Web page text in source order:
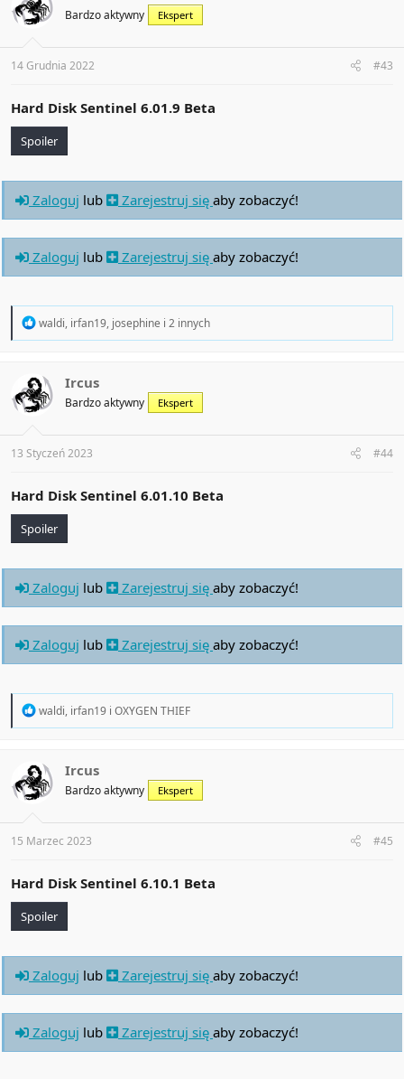
i
o
s
:
Bardzo aktywny Ekspert
14 Grudnia 2022 #43
Hard Disk Sentinel 6.01.9 Beta
Spoiler
Zaloguj lub Zarejestruj się aby zobaczyć!
Zaloguj lub Zarejestruj się aby zobaczyć!
R
t
i
o
s
:
waldi, irfan19, josephine i 2 innych
Ircus
Bardzo aktywny Ekspert
13 Styczeń 2023 #44
Hard Disk Sentinel 6.01.10 Beta
Spoiler
Zaloguj lub Zarejestruj się aby zobaczyć!
Zaloguj lub Zarejestruj się aby zobaczyć!
R
t
i
o
s
:
waldi, irfan19 i OXYGEN THIEF
Ircus
Bardzo aktywny Ekspert
15 Marzec 2023 #45
Hard Disk Sentinel 6.10.1 Beta
Spoiler
Zaloguj lub Zarejestruj się aby zobaczyć!
Zaloguj lub Zarejestruj się aby zobaczyć!